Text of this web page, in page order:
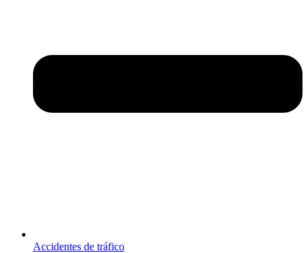
Accidentes de tráfico